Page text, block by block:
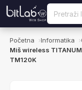
Početna Informatika
Miš wireless
TM120K